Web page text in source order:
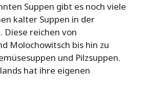
Suppen gibt es noch viele
kalter Suppen in der
Diese reichen von
Molochowitsch bis hin zu
und Pilzsuppen.
hat ihre eigenen